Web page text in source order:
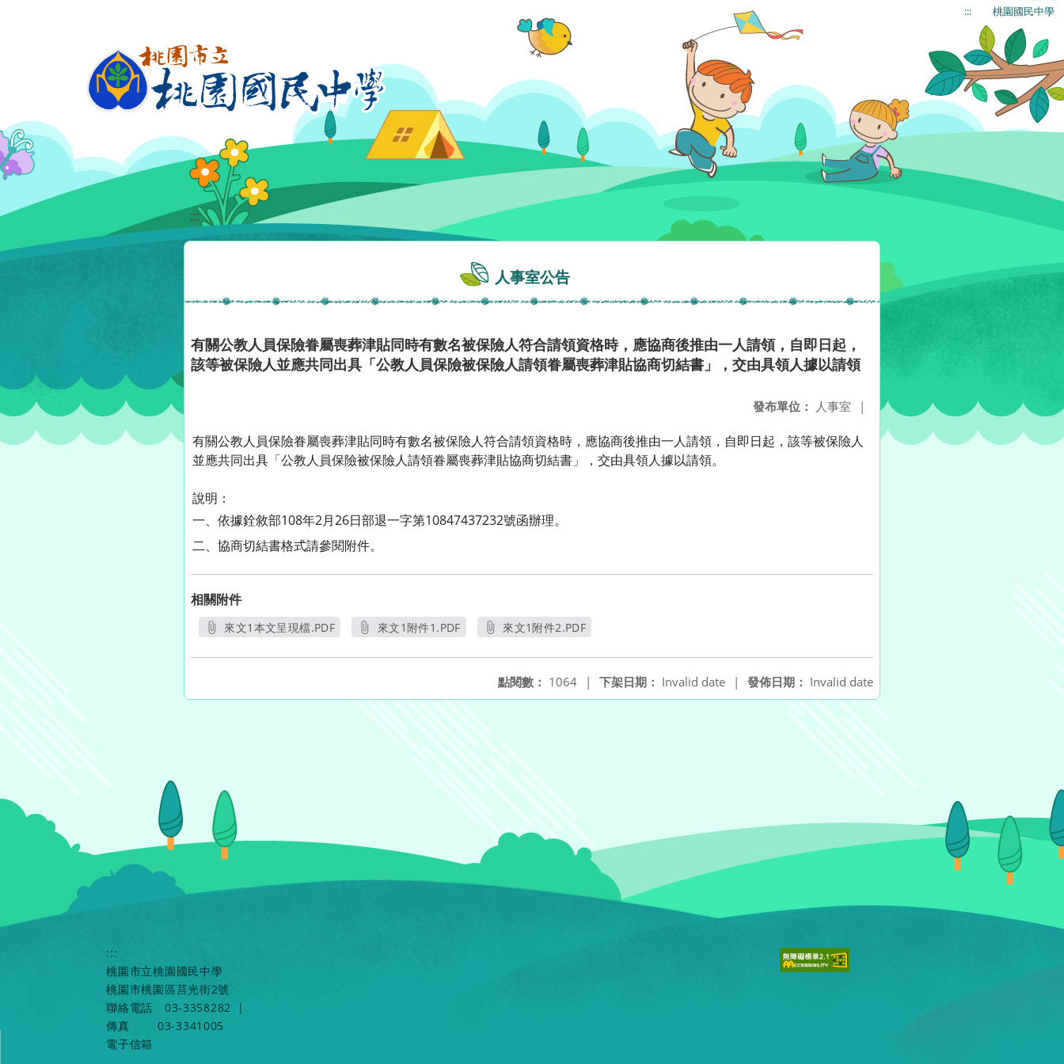
::: 桃園國民中學
:::
人事室公告
有關公教人員保險眷屬喪葬津貼同時有數名被保險人符合請領資格時，應協商後推由一人請領，自即日起，
該等被保險人並應共同出具「公教人員保險被保險人請領眷屬喪葬津貼協商切結書」，交由具領人據以請領
發布單位： 人事室 |
有關公教人員保險眷屬喪葬津貼同時有數名被保險人符合請領資格時，應協商後推由一人請領，自即日起，該等被保險人
並應共同出具「公教人員保險被保險人請領眷屬喪葬津貼協商切結書」，交由具領人據以請領。
說明：
一、依據銓敘部108年2月26日部退一字第10847437232號函辦理。
二、 協商切結書格式請參閱附件。
相關附件
來文1本文呈現檔.PDF
來文1附件1.PDF
來文1附件2.PDF
發佈日期： Invalid date
下架日期： Invalid date |
點閱數： 1064 |
:::
桃園市立桃園國民中學
桃園市桃園區莒光街2號
聯絡電話
03-3358282
|
傳真
03-3341005
電子信箱